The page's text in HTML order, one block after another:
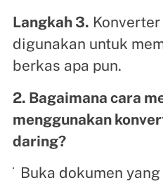
Langkah 3.
digunakan untuk
berkas apa pun.
2. Bagaimana cara
menggunakan
daring?
Buka dokumen